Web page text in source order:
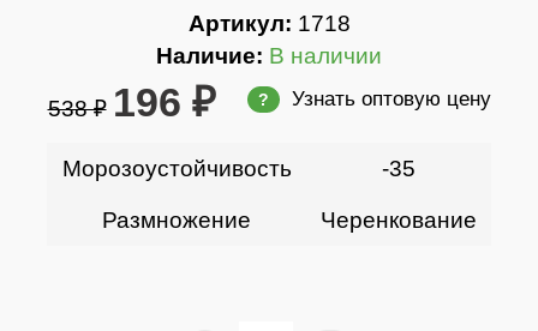
Артикул: 1718
Наличие: В наличии
538 ₽ 196 ₽ ? Узнать оптовую цену
Морозоустойчивость -35
Размножение Черенкование